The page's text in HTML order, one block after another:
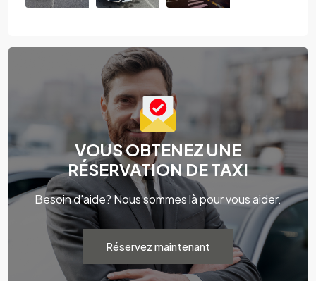
VOUS OBTENEZ UNE
RÉSERVATION DE TAXI
Besoin d'aide? Nous sommes là pour vous aider.
Réservez maintenant